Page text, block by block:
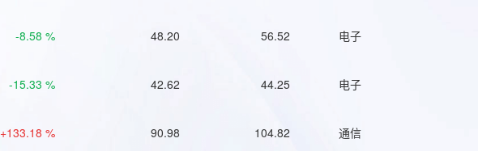
-8.58 % 48.20 56.52 电子
-15.33 % 42.62 44.25 电子
+133.18 % 90.98 104.82 通信